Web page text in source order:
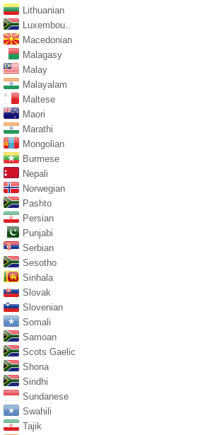
Lithuanian
Luxembou..
Macedonian
Malagasy
Malay
Malayalam
Maltese
Maori
Marathi
Mongolian
Burmese
Nepali
Norwegian
Pashto
Persian
Punjabi
Serbian
Sesotho
Sinhala
Slovak
Slovenian
Somali
Samoan
Scots Gaelic
Shona
Sindhi
Sundanese
Swahili
Tajik